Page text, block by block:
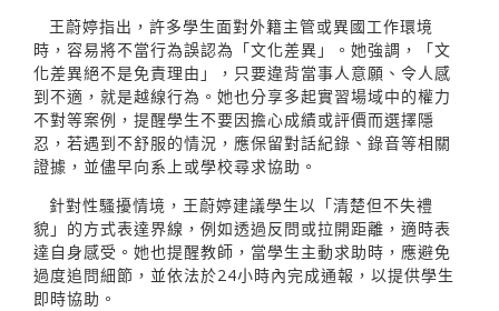
王蔚婷指出，許多學生面對外籍主管或異國工作環境
時，容易將不當行為誤認為「文化差異」。她強調，「文
化差異絕不是免責理由」，只要違背當事人意願、令人感
到不適，就是越線行為。她也分享多起實習場域中的權力
不對等案例，提醒學生不要因擔心成績或評價而選擇隱
忍，若遇到不舒服的情況，應保留對話紀錄、錄音等相關
證據，並儘早向系上或學校尋求協助。
針對性騷擾情境，王蔚婷建議學生以「清楚但不失禮
貌」的方式表達界線，例如透過反問或拉開距離，適時表
達自身感受。她也提醒教師，當學生主動求助時，應避免
過度追問細節，並依法於24小時內完成通報，以提供學生
即時協助。